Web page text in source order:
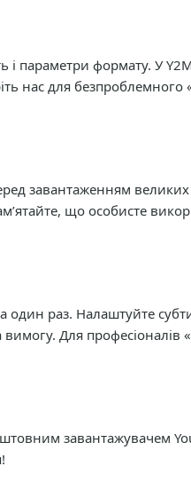
параметри формату. У
нас для безпроблемного
завантаженням
що особисте
один раз. Налаштуйте
вимогу. Для професіоналів
завантажувачем